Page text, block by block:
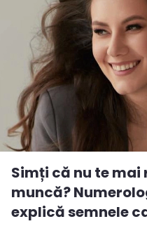
Simți că nu te
muncă?
explică semnele